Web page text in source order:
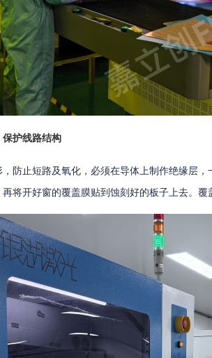
保护线路结构
防止短路及氧化，必须在导体上制作绝缘层
将开好窗的覆盖膜贴到蚀刻好的板子上去。